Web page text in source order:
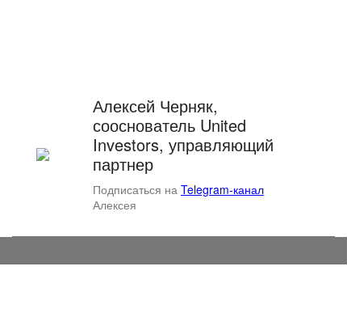
Алексей Черняк,
сооснователь United
Investors, управляющий
партнер
Подписаться на Telegram-канал
Алексея